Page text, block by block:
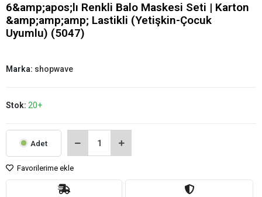
6&amp;apos;lı Renkli Balo Maskesi Seti | Karton
&amp;amp;amp; Lastikli (Yetişkin-Çocuk
Uyumlu) (5047)
Marka: shopwave
Stok: 20+
Adet
Favorilerime ekle